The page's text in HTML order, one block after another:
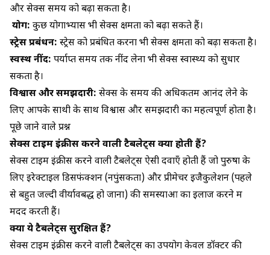
और सेक्स समय को बढ़ा सकता है।
योग: कुछ योगाभ्यास भी सेक्स क्षमता को बढ़ा सकते हैं।
स्ट्रेस प्रबंधन: स्ट्रेस को प्रबंधित करना भी सेक्स क्षमता को बढ़ा सकता है।
स्वस्थ नींद: पर्याप्त समय तक नींद लेना भी सेक्स स्वास्थ्य को सुधार
सकता है।
विश्वास और समझदारी: सेक्स के समय की अधिकतम आनंद लेने के
लिए आपके साथी के साथ विश्वास और समझदारी का महत्वपूर्ण होता है।
पूछे जाने वाले प्रश्न
सेक्स टाइम इंक्रीस करने वाली टैबलेट्स क्या होती हैं?
सेक्स टाइम इंक्रीस करने वाली टैबलेट्स ऐसी दवाएँ होती हैं जो पुरुषों के
लिए इरेक्टाइल डिसफंक्शन (नपुंसकता) और प्रीमेचर इजैकुलेशन (पहले
से बहुत जल्दी वीर्यावबद्ध हो जाना) की समस्याओं का इलाज करने में
मदद करती हैं।
क्या ये टैबलेट्स सुरक्षित हैं?
सेक्स टाइम इंक्रीस करने वाली टैबलेट्स का उपयोग केवल डॉक्टर की